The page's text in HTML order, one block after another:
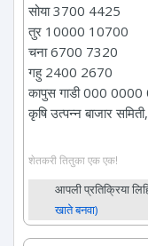
सोया 3700 4425
तुर 10000 10700
चना 6700 7320
गहु 2400 2670
कापुस गाडी 000
कृषि उत्पन्न बाजार
शेतकरी तितुका एक एक!
आपली प्रतिक्रिया
खाते बनवा)